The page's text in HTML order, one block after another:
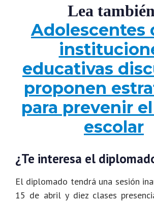
Lea
Adolescentes
educativas
proponen
para prevenir
escolar
¿Te interesa el
El diplomado tendrá una sesión
15 de abril y diez clases